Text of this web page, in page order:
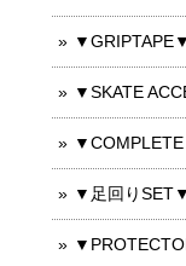
▼GRIPTAPE▼
▼SKATE
▼足回りSET▼